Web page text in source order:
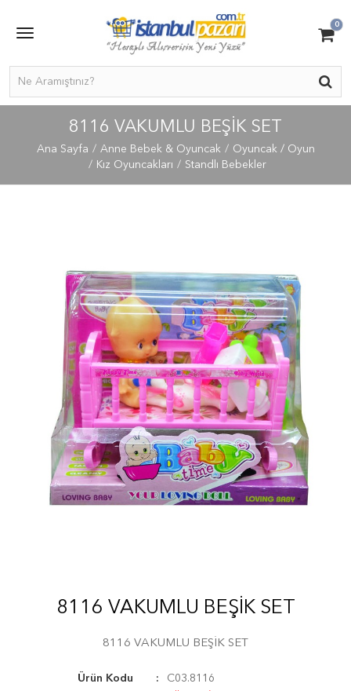
0
8116 VAKUMLU BEŞİK SET
Ana Sayfa Anne Bebek & Oyuncak
Oyuncak / Oyun
Kız Oyuncakları
Standlı Bebekler
8116 VAKUMLU BEŞİK SET
8116 VAKUMLU BEŞİK SET
Ürün Kodu
C03.8116